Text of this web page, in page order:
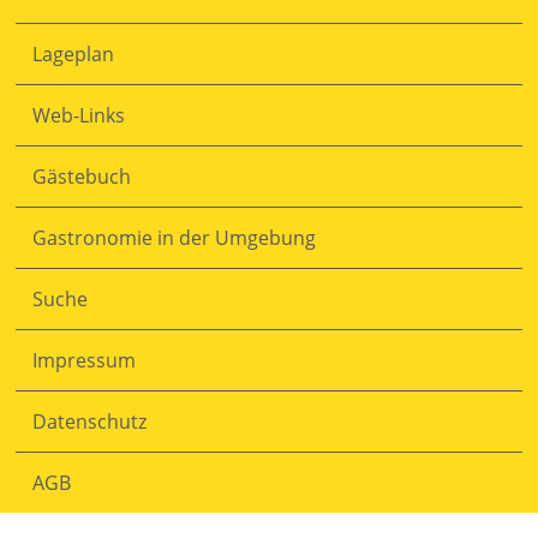
Lageplan
Web-Links
Gästebuch
Gastronomie in der Umgebung
Navigation
überspringen
Suche
Impressum
Datenschutz
AGB